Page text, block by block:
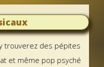
trouverez des pépites
et même pop psyché